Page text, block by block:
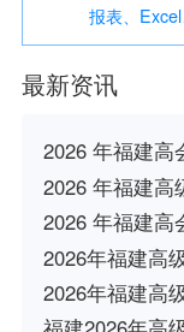
报表、
最新资讯
2026 年福建高
2026 年福建高
2026 年福建高
2026年福建高
2026年福建高